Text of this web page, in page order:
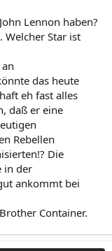
Lennon haben?
Welcher Star ist
das heute
eh fast alles
daß er eine
Rebellen
Die
in der
ankommt bei
Container.